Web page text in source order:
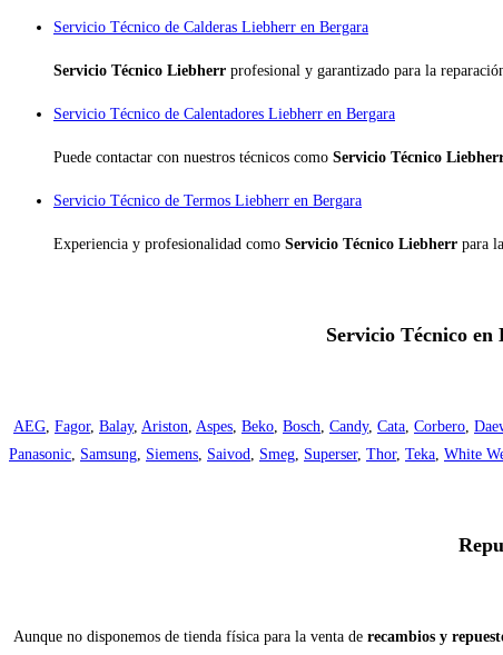
Servicio Técnico de Calderas Liebherr en Bergara
Servicio Técnico Liebherr profesional y garantizado para la
Servicio Técnico de Calentadores Liebherr en Bergara
Puede contactar con nuestros técnicos como Servicio Técnico
Servicio Técnico de Termos Liebherr en Bergara
Experiencia y profesionalidad como Servicio Técnico Liebherr para
Servicio Técnico en
AEG, Fagor, Balay, Ariston, Aspes, Beko, Bosch, Candy, Cata, Corbero,
Panasonic, Samsung, Siemens, Saivod, Smeg, Superser, Thor, Teka, White
Aunque no disponemos de tienda física para la venta de recambios y